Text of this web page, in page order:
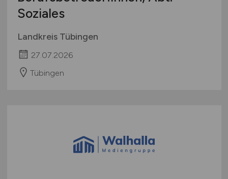
Soziales
Landkreis Tübingen
27.07.2026
Tübingen